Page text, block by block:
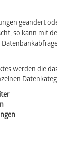
geändert
so kann mit
werden die